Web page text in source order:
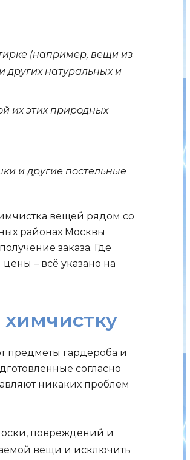
(например, вещи из
других натуральных и
их этих природных
и другие постельные
вещей рядом со
районах Москвы
заказа. Где
– всё указано на
предметы гардероба и
согласно
никаких проблем
повреждений и
вещи и исключить